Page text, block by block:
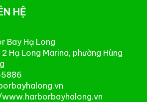
HỆ
Bay Hạ Long
Hạ Long Marina, phường Hùng